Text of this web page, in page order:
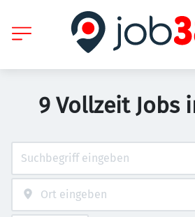
9 Vollzeit Jobs